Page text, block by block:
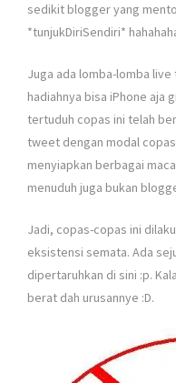
sedikit blogger yang
*tunjukDiriSendiri*
Juga ada lomba-lomba
hadiahnya bisa iPhone aja
tertuduh copas ini telah
tweet dengan modal
menyiapkan berbagai
menuduh juga bukan
Jadi, copas-copas ini
eksistensi semata. Ada
dipertaruhkan di sini :p.
berat dah urusannye :D.